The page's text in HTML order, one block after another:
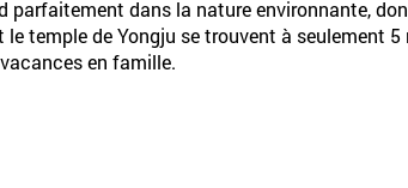
parfaitement dans la nature environnante,
le temple de Yongju se trouvent à seulement
en famille.